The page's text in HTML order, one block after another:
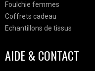
Foulchie femmes
Coffrets cadeau
Echantillons de tissus
AIDE & CONTACT